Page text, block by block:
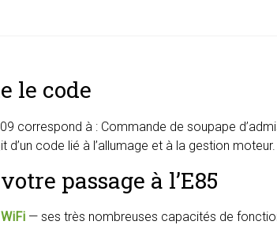
le code
correspond à : Commande de soupape
d’un code lié à l’allumage et à la gestion moteur.
passage à l’E85
— ses très nombreuses capacités de